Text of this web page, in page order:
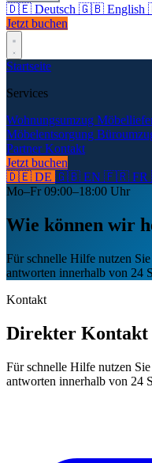
🇩🇪 Deutsch 🇬🇧 English
Jetzt buchen
Startseite
Services
Wohnungsumzug
Möbelentsorgung
PartnerKontakt
Jetzt buchen
🇩🇪 DE 🇬🇧 EN 🇫🇷 FR
Mo–Fr 09:00–18:00 Uhr
Wie können wir
Für schnelle Hilfe nutzen
antworten innerhalb von 24
Kontakt
Direkter Kontakt
Für schnelle Hilfe nutzen
antworten innerhalb von 24